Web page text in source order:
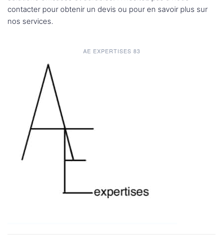
contacter pour obtenir un devis ou pour en savoir plus sur
nos services.
AE EXPERTISES 83